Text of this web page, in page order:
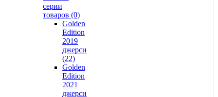
серии
товаров (0)
Golden
Edition
2019
джерси
(22)
Golden
Edition
2021
джерси